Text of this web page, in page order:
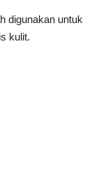
digunakan untuk
kulit.